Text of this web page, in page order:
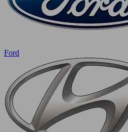
Ford